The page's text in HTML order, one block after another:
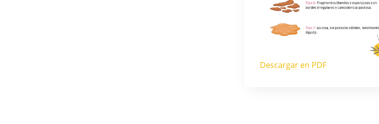
Descargar en PDF